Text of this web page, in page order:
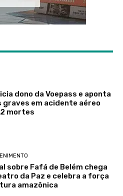
dono da Voepass e aponta
graves em acidente aéreo
mortes
sobre Fafá de Belém chega
da Paz e celebra a força
amazônica